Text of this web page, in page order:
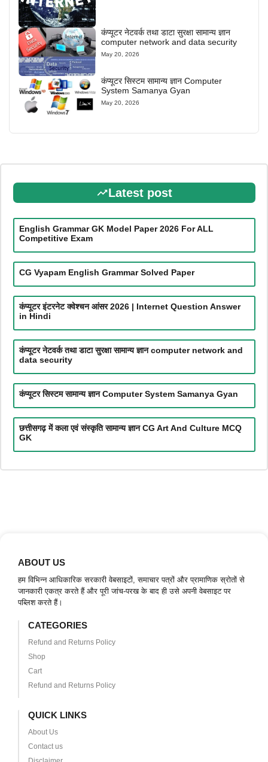
कंप्यूटर नेटवर्क तथा डाटा सुरक्षा सामान्य ज्ञान
computer network and data security
May 20, 2026
कंप्यूटर सिस्टम सामान्य ज्ञान Computer
System Samanya Gyan
May 20, 2026
Latest post
English Grammar GK Model Paper 2026 For ALL
Competitive Exam
CG Vyapam English Grammar Solved Paper
कंप्यूटर इंटरनेट क्वेश्चन आंसर 2026 | Internet Question Answer
in Hindi
कंप्यूटर नेटवर्क तथा डाटा सुरक्षा सामान्य ज्ञान computer network and
data security
कंप्यूटर सिस्टम सामान्य ज्ञान Computer System Samanya Gyan
छत्तीसगढ़ में कला एवं संस्कृति सामान्य ज्ञान CG Art And Culture MCQ
GK
ABOUT US
हम विभिन्न आधिकारिक सरकारी वेबसाइटों, समाचार पत्रों और प्रामाणिक स्रोतों से
जानकारी एकत्र करते हैं और पूरी जांच-परख के बाद ही उसे अपनी वेबसाइट पर
पब्लिश करते हैं।
CATEGORIES
Refund and Returns Policy
Shop
Cart
Refund and Returns Policy
QUICK LINKS
About Us
Contact us